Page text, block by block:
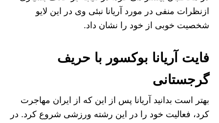
ازنظرات منفی در مورد آریانا نبئی وی در این لایو
شخصیت خوبی از خود را نشان داد.
فایت آریانا بوکسور با حریف
گرجستانی
بهتر است بدانید آریانا پس از این که از ایران مهاجرت
کرد، فعالیت خود را در این رشته ورزشی شروع کرد. در